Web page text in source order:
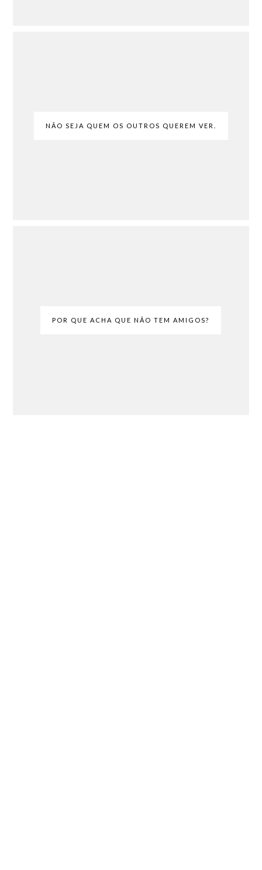
NÃO SEJA QUEM OS OUTROS QUEREM VER.
POR QUE ACHA QUE NÃO TEM AMIGOS?